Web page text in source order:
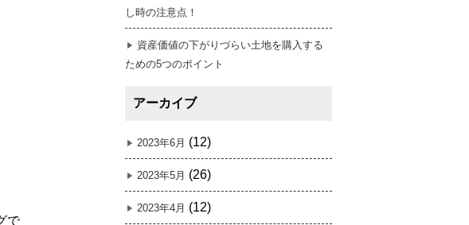
で
し時の注意点！
資産価値の下がりづらい土地を購入する
ための5つのポイント
アーカイブ
2023年6月 (12)
2023年5月 (26)
2023年4月 (12)